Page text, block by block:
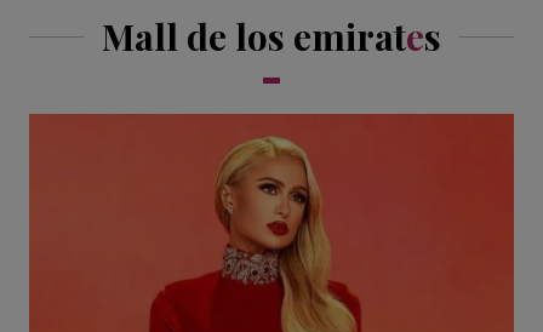
Mall de los emirates